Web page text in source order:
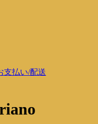
支払い/配送